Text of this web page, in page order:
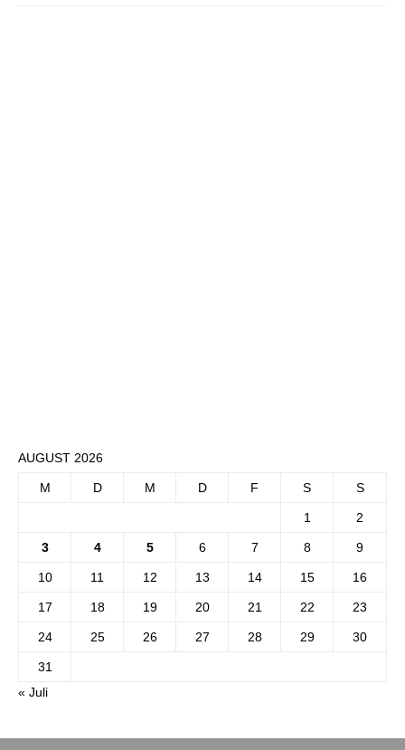
AUGUST 2026
M D M D F S S
1 2
3 4 5 6 7 8 9
10 11 12 13 14 15 16
17 18 19 20 21 22 23
24 25 26 27 28 29 30
31
« Juli